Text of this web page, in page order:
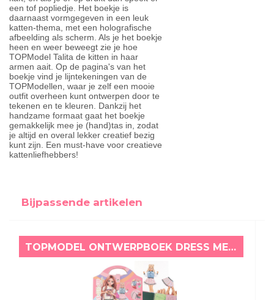
een tof popliedje. Het boekje is
daarnaast vormgegeven in een leuk
katten-thema, met een holografische
afbeelding als scherm. Als je het boekje
heen en weer beweegt zie je hoe
TOPModel Talita de kitten in haar
armen aait. Op de pagina's van het
boekje vind je lijntekeningen van de
TOPModellen, waar je zelf een mooie
outfit overheen kunt ontwerpen door te
tekenen en te kleuren. Dankzij het
handzame formaat gaat het boekje
gemakkelijk mee je (hand)tas in, zodat
je altijd en overal lekker creatief bezig
kunt zijn. Een must-have voor creatieve
kattenliefhebbers!
Bijpassende artikelen
TOPMODEL ONTWERPBOEK DRESS ME UP COLLAGE